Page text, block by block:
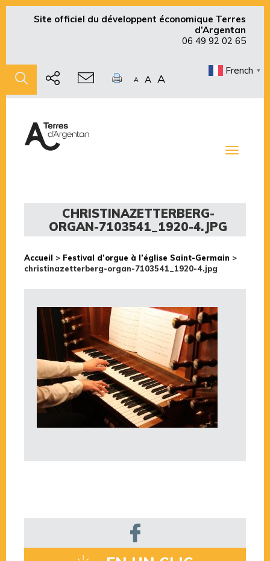
Site officiel du développent économique Terres
d’Argentan
06 49 92 02 65
A A A
French ▼
Toggle
CHRISTINAZETTERBERG-
ORGAN-7103541_1920-4.JPG
Accueil > Festival d’orgue à l’église Saint-Germain >
christinazetterberg-organ-7103541_1920-4.jpg